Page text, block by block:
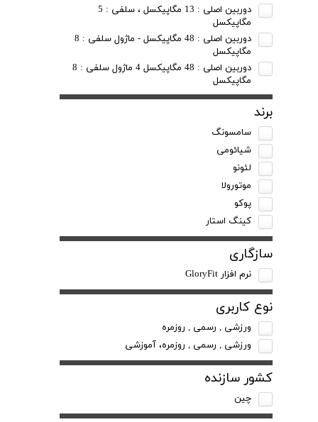
دوربین اصلی : 13 مگاپیکسل ، سلفی : 5
مگاپیکسل
دوربین اصلی : 48 مگاپیکسل - ماژول سلفی : 8
مگاپیکسل
دوربین اصلی : 48 مگاپیکسل 4 ماژول سلفی : 8
مگاپیکسل
برند
سامسونگ
شیائومی
لئونو
موتورولا
پوکو
کینگ استار
سازگاری
نرم افزار GloryFit
نوع کاربری
ورزشی , رسمی , روزمره
ورزشی , رسمی , روزمره، آموزشی
کشور سازنده
چین